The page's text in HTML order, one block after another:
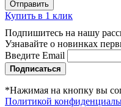
Купить в 1 клик
Подпишитесь на нашу
Узнавайте о новинках
Введите Email
Подписаться
*Нажимая на кнопку вы
Политикой